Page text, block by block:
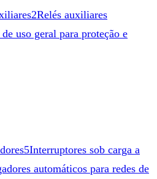
2Relés auxiliares
uso geral para proteção e
5Interruptores sob carga a
automáticos para redes de